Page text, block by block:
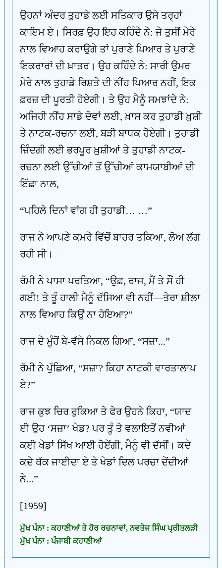
ਉਹਨਾਂ ਅੰਦਰ ਤੁਹਾਡੇ ਲਈ ਸਤਿਕਾਰ ਉਸੇ ਤਰ੍ਹਾਂ
ਕਾਇਮ ਏ। ਸਿਰਫ਼ ਉਹ ਇਹ ਕਹਿੰਦੇ ਨੇ: ਜੇ ਤੁਸੀਂ ਮੇਰੇ
ਨਾਲ ਵਿਆਹ ਕਰਾਉਗੇ ਤਾਂ ਪੁਰਾਣੇ ਪਿਆਰ ਤੇ ਪੁਰਾਣੇ
ਇਕਰਾਰਾਂ ਦੀ ਖ਼ਾਤਰ। ਉਹ ਕਹਿੰਦੇ ਨੇ: ਸਾਰੀ ਉਮਰ
ਮੇਰੇ ਨਾਲ ਤੁਹਾਡੇ ਰਿਸ਼ਤੇ ਦੀ ਨੀਂਹ ਪਿਆਰ ਨਹੀਂ, ਇਕ
ਫ਼ਰਜ਼ ਦੀ ਪੂਰਤੀ ਹੋਏਗੀ। ਤੇ ਉਹ ਮੈਨੂੰ ਸਮਝਾਂਦੇ ਨੇ:
ਅਜਿਹੀ ਨੀਂਹ ਸਾਡੇ ਦੋਵਾਂ ਲਈ, ਖ਼ਾਸ ਕਰ ਤੁਹਾਡੀ ਖ਼ੁਸ਼ੀ
ਤੇ ਨਾਟਕ-ਰਚਨਾ ਲਈ, ਬੜੀ ਬਾਧਕ ਹੋਏਗੀ। ਤੁਹਾਡੀ
ਜ਼ਿੰਦਗੀ ਲਈ ਭਰਪੂਰ ਖ਼ੁਸ਼ੀਆਂ ਤੇ ਤੁਹਾਡੀ ਨਾਟਕ-
ਰਚਨਾ ਲਈ ਉੱਚੀਆਂ ਤੋਂ ਉੱਚੀਆਂ ਕਾਮਯਾਬੀਆਂ ਦੀ
ਇੱਛਾ ਨਾਲ,
“ਪਹਿਲੇ ਦਿਨਾਂ ਵਾਂਗ ਹੀ ਤੁਹਾਡੀ… …”
ਰਾਜ ਨੇ ਆਪਣੇ ਕਮਰੇ ਵਿੱਚੋਂ ਬਾਹਰ ਤਕਿਆ, ਲੋਅ ਲੱਗ
ਰਹੀ ਸੀ।
ਰੱਮੀ ਨੇ ਪਾਸਾ ਪਰਤਿਆ, “ਉਫ਼, ਰਾਜ, ਮੈਂ ਤੇ ਸੌਂ ਹੀ
ਗਈ! ਤੇ ਤੂੰ ਹਾਲੀ ਮੈਨੂੰ ਦੱਸਿਆ ਵੀ ਨਹੀਂ—ਤੇਰਾ ਸ਼ੀਲਾ
ਨਾਲ ਵਿਆਹ ਕਿਉਂ ਨਾ ਹੋਇਆ?”
ਰਾਜ ਦੇ ਮੂੰਹੋਂ ਬੇ-ਵੱਸੇ ਨਿਕਲ ਗਿਆ, “ਸਜ਼ਾ...”
ਰੱਮੀ ਨੇ ਪੁੱਛਿਆ, “ਸਜ਼ਾ? ਕਿਹਾ ਨਾਟਕੀ ਵਾਰਤਾਲਾਪ
ਏ?”
ਰਾਜ ਕੁਝ ਚਿਰ ਰੁਕਿਆ ਤੇ ਫੇਰ ਉਹਨੇ ਕਿਹਾ, “ਯਾਦ
ਈ ਉਹ ‘ਸਜ਼ਾ’ ਖੇਡ? ਪਰ ਤੂੰ ਤੇ ਵਲਾਇਤੋਂ ਨਵੀਆਂ
ਕਈ ਖੇਡਾਂ ਸਿੱਖ ਆਈ ਹੋਏਂਗੀ, ਮੈਨੂੰ ਵੀ ਦੱਸੀਂ। ਕਦੇ
ਕਦੇ ਥੱਕ ਜਾਈਦਾ ਏ ਤੇ ਖੇਡਾਂ ਦਿਲ ਪਰਚਾ ਦੇਂਦੀਆਂ
ਨੇ...”
[1959]
ਮੁੱਖ ਪੰਨਾ : ਕਹਾਣੀਆਂ ਤੇ ਹੋਰ ਰਚਨਾਵਾਂ, ਨਵਤੇਜ ਸਿੰਘ ਪ੍ਰੀਤਲੜੀ
ਮੁੱਖ ਪੰਨਾ : ਪੰਜਾਬੀ ਕਹਾਣੀਆਂ